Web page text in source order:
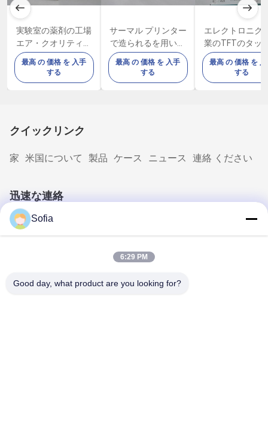
実験室の薬剤の工場
エア・クオリティの
粒子のカウンター
100LPM 80W
最高 の 価格 を 入手
する
サーマル プリンター
で造られるを用いる
6つのチャネルの携
帯用空気粒子のカウ
ンター100LPM
最高 の 価格 を 入手
する
エレクトロニク
業のTFTのタッ
面25umのほこ
カウンター
最高 の 価格 を
する
クイックリンク
家 米国について 製品 ケース ニュース 連絡 ください
迅速な連絡
住所
メール
Sofia
6:29 PM
Good day, what product are you looking for?